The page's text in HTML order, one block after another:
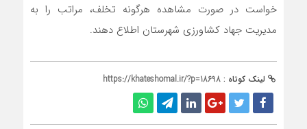
خواست در صورت مشاهده هرگونه تخلف، مراتب را به
مدیریت جهاد کشاورزی شهرستان اطلاع دهند.
لینک کوتاه : https://khateshomal.ir/?p=18698